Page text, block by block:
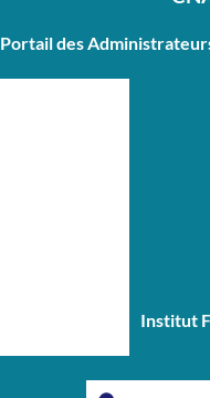
Portail des
Institut